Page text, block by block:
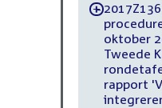
-
oktober
Tweede
rapport